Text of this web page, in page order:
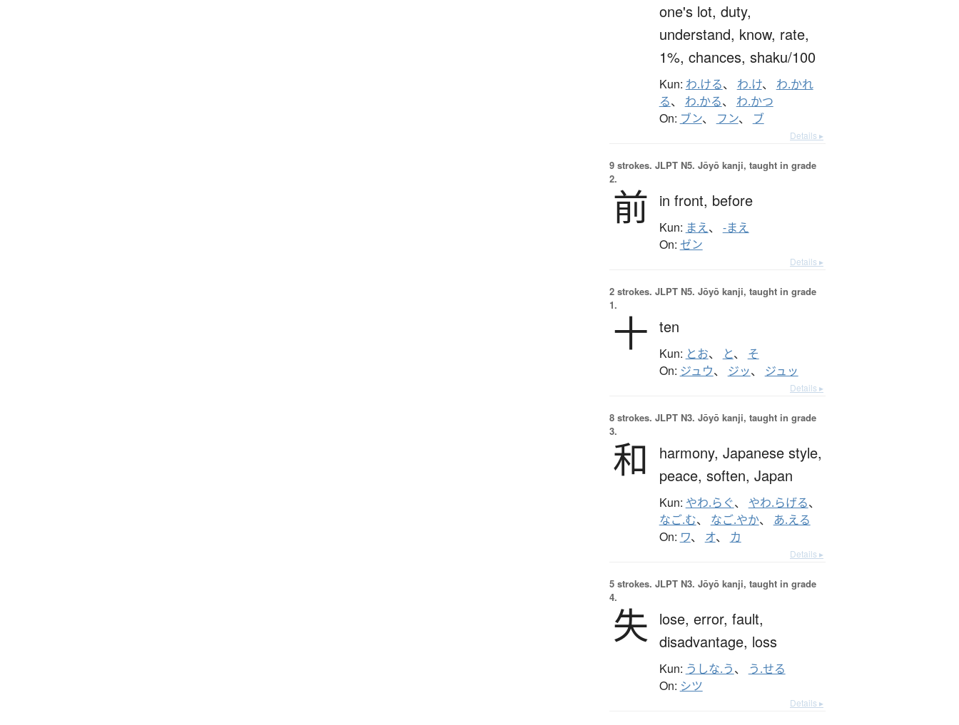
one's lot, duty,
understand, know, rate,
1%, chances, shaku/100
Kun: わ.ける、 わ.け、 わ.かれ
る、 わ.かる、 わ.かつ
On: ブン、 フン、 ブ
Details ▸
9 strokes. JLPT N5. Jōyō kanji, taught in grade
2.
前 in front, before
Kun: まえ、 -まえ
On: ゼン
Details ▸
2 strokes. JLPT N5. Jōyō kanji, taught in grade
1.
十 ten
Kun: とお、 と、 そ
On: ジュウ、 ジッ、 ジュッ
Details ▸
8 strokes. JLPT N3. Jōyō kanji, taught in grade
3.
和 harmony, Japanese style,
peace, soften, Japan
Kun: やわ.らぐ、 やわ.らげる、
なご.む、 なご.やか、 あ.える
On: ワ、 オ、 カ
Details ▸
5 strokes. JLPT N3. Jōyō kanji, taught in grade
4.
失 lose, error, fault,
disadvantage, loss
Kun: うしな.う、 う.せる
On: シツ
Details ▸